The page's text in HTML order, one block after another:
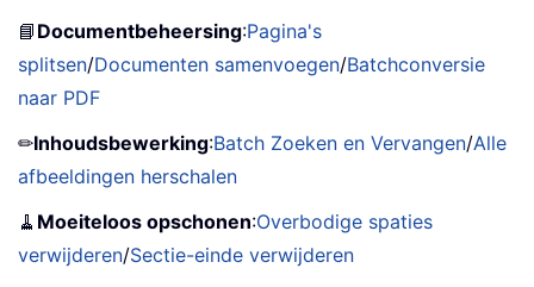
📘 Documentbeheersing:Pagina's
splitsen/Documenten samenvoegen/Batchconversie
naar PDF
✏Inhoudsbewerking:Batch Zoeken en Vervangen/Alle
afbeeldingen herschalen
🧹 Moeiteloos opschonen:Overbodige spaties
verwijderen/Sectie-einde verwijderen